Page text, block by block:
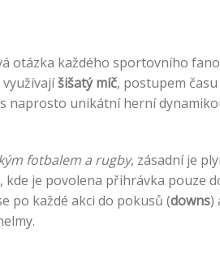
otázka každého sportovního
šišatý míč, postupem
naprosto unikátní herní
fotbalem a rugby, zásadní je
je povolena přihrávka pouze
po každé akci do pokusů (downs)